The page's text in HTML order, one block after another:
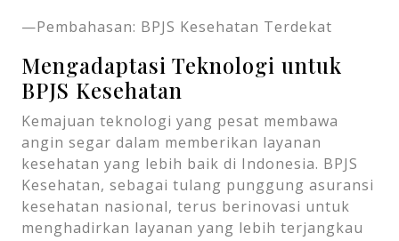
—Pembahasan: BPJS Kesehatan Terdekat
Mengadaptasi Teknologi untuk
BPJS Kesehatan
Kemajuan teknologi yang pesat membawa
angin segar dalam memberikan layanan
kesehatan yang lebih baik di Indonesia. BPJS
Kesehatan, sebagai tulang punggung asuransi
kesehatan nasional, terus berinovasi untuk
menghadirkan layanan yang lebih terjangkau